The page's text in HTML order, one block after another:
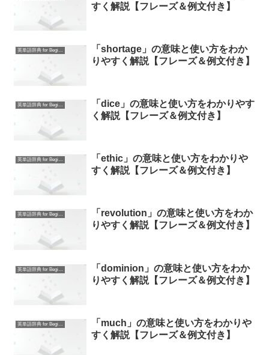
すく解説【フレーズ＆例文付き】
英単語辞典 for Beginners
「shortage」の意味と使い方をわか
りやすく解説【フレーズ＆例文付き】
英単語辞典 for Beginners
「dice」の意味と使い方をわかりやす
く解説【フレーズ＆例文付き】
英単語辞典 for Beginners
「ethic」の意味と使い方をわかりや
すく解説【フレーズ＆例文付き】
英単語辞典 for Beginners
「revolution」の意味と使い方をわか
りやすく解説【フレーズ＆例文付き】
英単語辞典 for Beginners
「dominion」の意味と使い方をわか
りやすく解説【フレーズ＆例文付き】
英単語辞典 for Beginners
「much」の意味と使い方をわかりや
すく解説【フレーズ＆例文付き】